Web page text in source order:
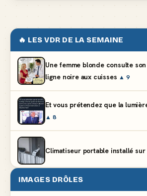
🔥 LES VDR DE LA SEMAINE
Une femme blonde consulte
ligne noire aux cuisses ▲ 9
Et vous prétendez que la
▲ 8
Climatiseur portable installé sur
Le problème cardiaque du
IMAGES DRÔLES